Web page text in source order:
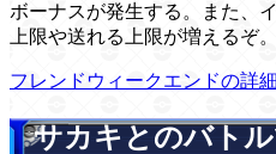
ボーナスが発生する。また、
上限や送れる上限が増えるぞ。
フレンドウィークエンドの詳
サカキとのバト